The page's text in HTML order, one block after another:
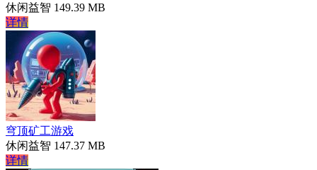
休闲益智 149.39 MB
详情
穹顶矿工游戏
休闲益智 147.37 MB
详情